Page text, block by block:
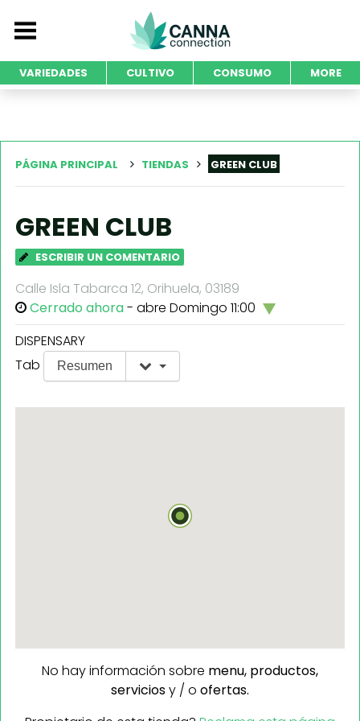
VARIEDADES CULTIVO CONSUMO MORE
PÁGINA PRINCIPAL TIENDAS GREEN CLUB
GREEN CLUB
ESCRIBIR UN COMENTARIO
Calle Isla Tabarca 12, Orihuela, 03189
Cerrado ahora- abre Domingo 11:00
DISPENSARY
Tab
Resumen
No hay información sobre menu, productos,
serviciosy / o ofertas.